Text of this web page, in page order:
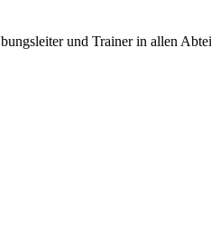
und Trainer in allen